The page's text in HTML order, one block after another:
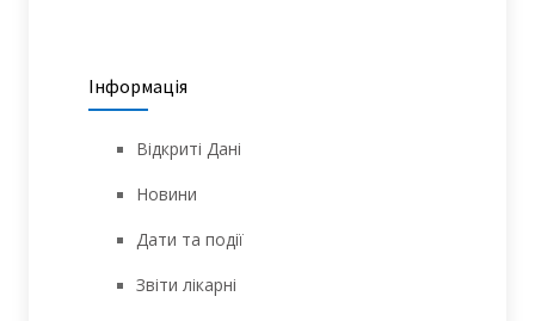
Інформація
Відкриті Дані
Новини
Дати та події
Звіти лікарні